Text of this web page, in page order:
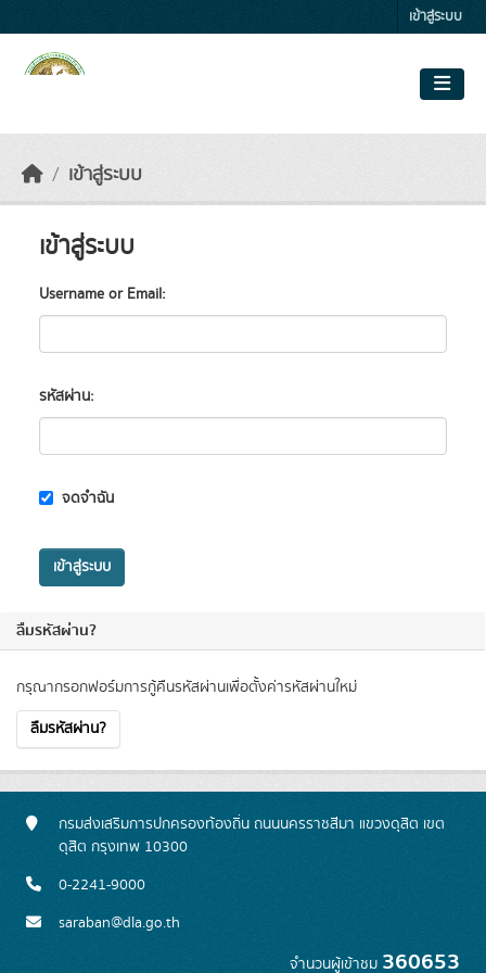
เข้าสู่ระบบ
เข้าสู่ระบบ
ลืมรหัสผ่าน?
กรุณากรอกฟอร์มการกู้คืนรหัสผ่านเพื่อตั้งค่ารหัสผ่านใหม่
ลืมรหัสผ่าน?
เข้าสู่ระบบ
Username or Email
รหัสผ่าน
จดจำฉัน
เข้าสู่ระบบ
กรมส่งเสริมการปกครองท้องถิ่น ถนนนครราชสีมา แขวงดุสิต เขต
ดุสิต กรุงเทพ 10300
0-2241-9000
saraban@dla.go.th
จำนวนผู้เข้าชม 360653